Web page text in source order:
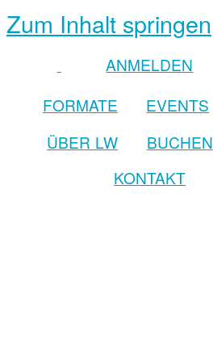
Zum Inhalt springen
ANMELDEN
FORMATE
EVENTS
ÜBER LW BUCHEN
KONTAKT